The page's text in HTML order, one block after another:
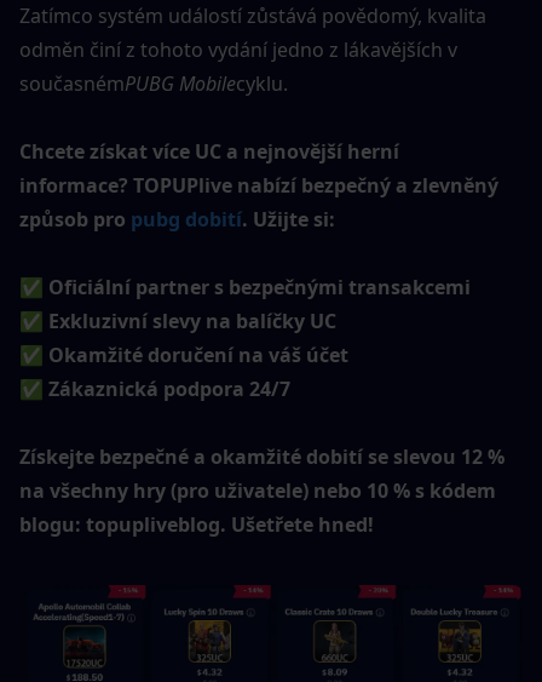
Zatímco systém událostí zůstává povědomý, kvalita
odměn činí z tohoto vydání jedno z lákavějších v
současnémPUBG Mobilecyklu.
Chcete získat více UC a nejnovější herní
informace? TOPUPlive nabízí bezpečný a zlevněný
způsob pro pubg dobití. Užijte si:
✅ Oficiální partner s bezpečnými transakcemi
✅ Exkluzivní slevy na balíčky UC
✅ Okamžité doručení na váš účet
✅ Zákaznická podpora 24/7
Získejte bezpečné a okamžité dobití se slevou 12 %
na všechny hry (pro uživatele) nebo 10 % s kódem
blogu: topupliveblog. Ušetřete hned!